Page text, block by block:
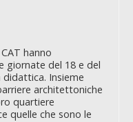
hanno
giornate del 18 e del
Insieme
architettoniche
quartiere
quelle che sono le